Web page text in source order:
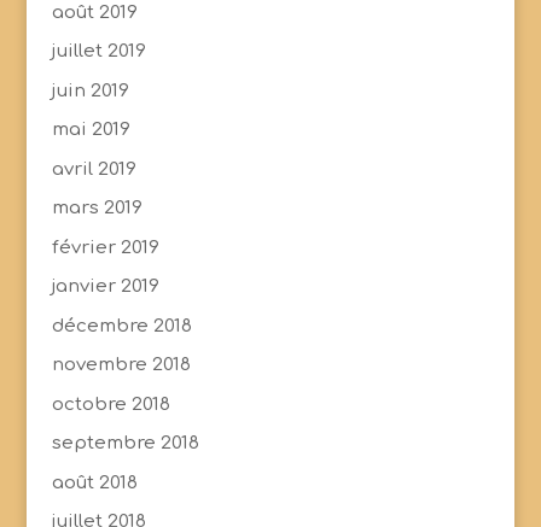
août 2019
juillet 2019
juin 2019
mai 2019
avril 2019
mars 2019
février 2019
janvier 2019
décembre 2018
novembre 2018
octobre 2018
septembre 2018
août 2018
juillet 2018